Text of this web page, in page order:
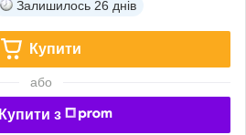
Залишилось 26 днів
Купити
або
Купити з